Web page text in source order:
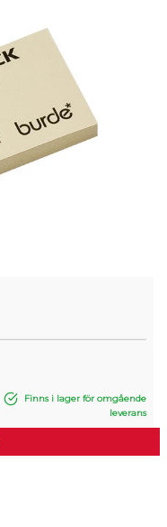
Finns i lager för omgående
leverans